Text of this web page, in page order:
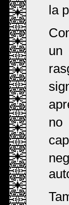
la
un
no